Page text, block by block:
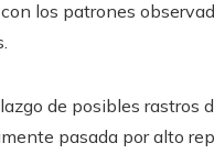
los patrones
de posibles rastros
pasada por alto